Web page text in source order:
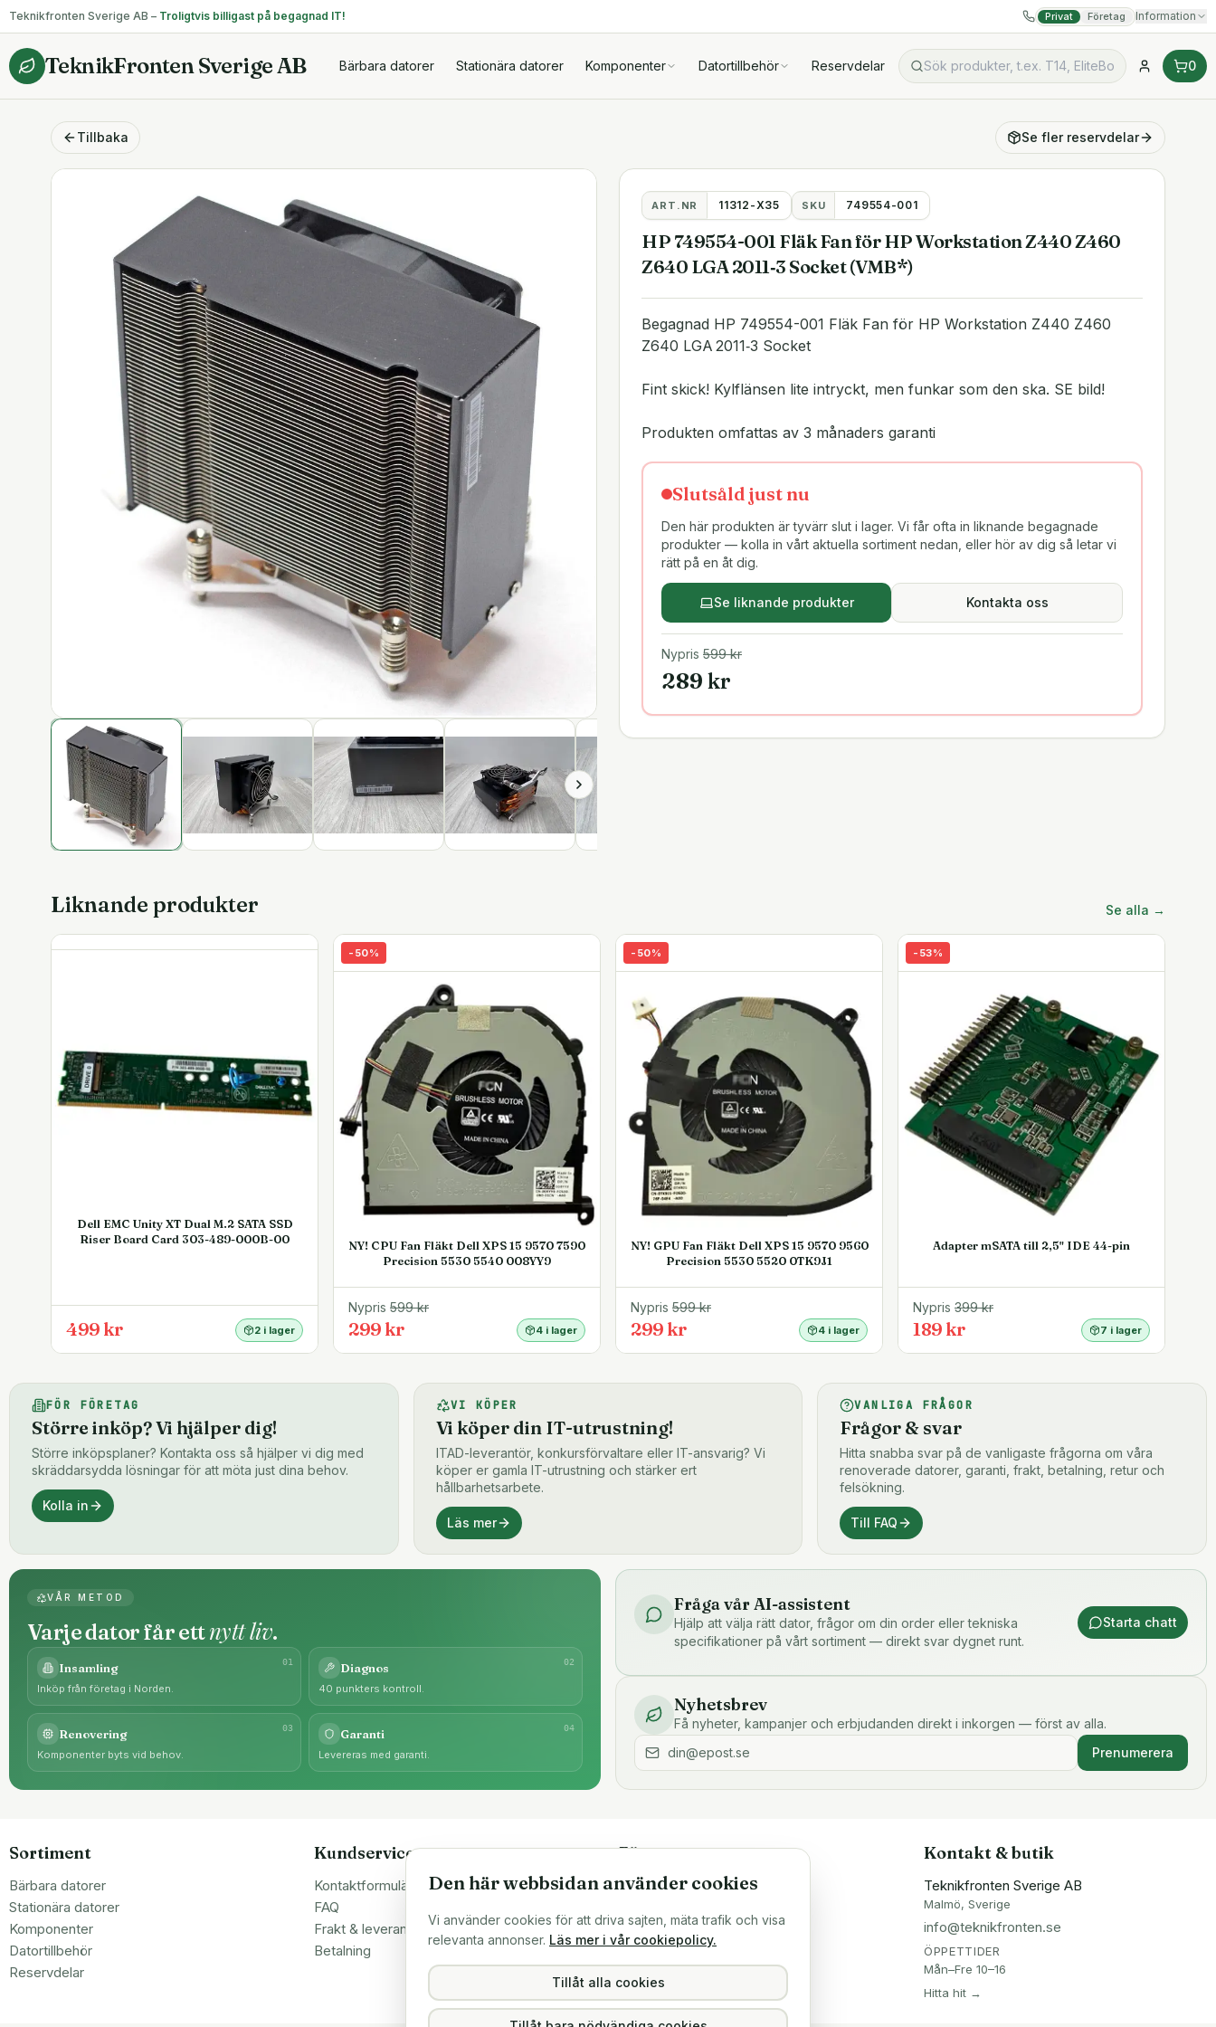
Teknikfronten Sverige AB – Troligtvis billigast på begagnad IT! Privat Företag Information
TeknikFronten Sverige AB Bärbara datorer Stationära datorer Komponenter Datortillbehör Reservdelar 0
Tillbaka Se fler reservdelar
ART.NR 11312-X35 SKU 749554-001
HP 749554-001 Fläk Fan för HP Workstation Z440 Z460
Z640 LGA 2011‑3 Socket (VMB*)
Begagnad HP 749554-001 Fläk Fan för HP Workstation Z440 Z460
Z640 LGA 2011‑3 Socket
Fint skick! Kylflänsen lite intryckt, men funkar som den ska. SE bild!
Produkten omfattas av 3 månaders garanti
Slutsåld just nu
Den här produkten är tyvärr slut i lager. Vi får ofta in liknande begagnade
produkter — kolla in vårt aktuella sortiment nedan, eller hör av dig så letar vi
rätt på en åt dig.
Se liknande produkter Kontakta oss
Nypris 599kr
289 kr
Liknande produkter Se alla →
Dell EMC Unity XT Dual M.2 SATA SSD
Riser Board Card 303-489-000B-00
499 kr 2 i lager
- 50%
NY! CPU Fan Fläkt Dell XPS 15 9570 7590
Precision 5530 5540 008YY9
Nypris 599kr
299 kr 4 i lager
- 50%
NY! GPU Fan Fläkt Dell XPS 15 9570 9560
Precision 5530 5520 0TK9J1
Nypris 599kr
299 kr 4 i lager
- 53%
Adapter mSATA till 2,5" IDE 44-pin
Nypris 399kr
189 kr 7 i lager
FÖR FÖRETAG
Större inköp? Vi hjälper dig!
Större inköpsplaner? Kontakta oss så hjälper vi dig med
skräddarsydda lösningar för att möta just dina behov.
Kolla in
VI KÖPER
Vi köper din IT-utrustning!
ITAD-leverantör, konkursförvaltare eller IT-ansvarig? Vi
köper er gamla IT-utrustning och stärker ert
hållbarhetsarbete.
Läs mer
VANLIGA FRÅGOR
Frågor & svar
Hitta snabba svar på de vanligaste frågorna om våra
renoverade datorer, garanti, frakt, betalning, retur och
felsökning.
Till FAQ
VÅR METOD
Varje dator får ettnytt liv.
01
Insamling
Inköp från företag i Norden.
02
Diagnos
40 punkters kontroll.
03
Renovering
Komponenter byts vid behov.
04
Garanti
Levereras med garanti.
Fråga vår AI-assistent
Hjälp att välja rätt dator, frågor om din order eller tekniska
specifikationer på vårt sortiment — direkt svar dygnet runt.
Starta chatt
Nyhetsbrev
Få nyheter, kampanjer och erbjudanden direkt i inkorgen — först av alla.
Prenumerera
Sortiment
Bärbara datorer
Stationära datorer
Komponenter
Datortillbehör
Reservdelar
Kundservice
Kontaktformulär
FAQ
Frakt & leverans
Betalning
Företaget
Om oss
Sälj till oss
Köpvillkor
Integritetspolicy
Kontakt & butik
Teknikfronten Sverige AB
Malmö, Sverige
info@teknikfronten.se
ÖPPETTIDER
Mån–Fre 10–16
Hitta hit →
Den här webbsidan använder cookies
Vi använder cookies för att driva sajten, mäta trafik och visa
relevanta annonser. Läs mer i vår cookiepolicy.
Tillåt alla cookies